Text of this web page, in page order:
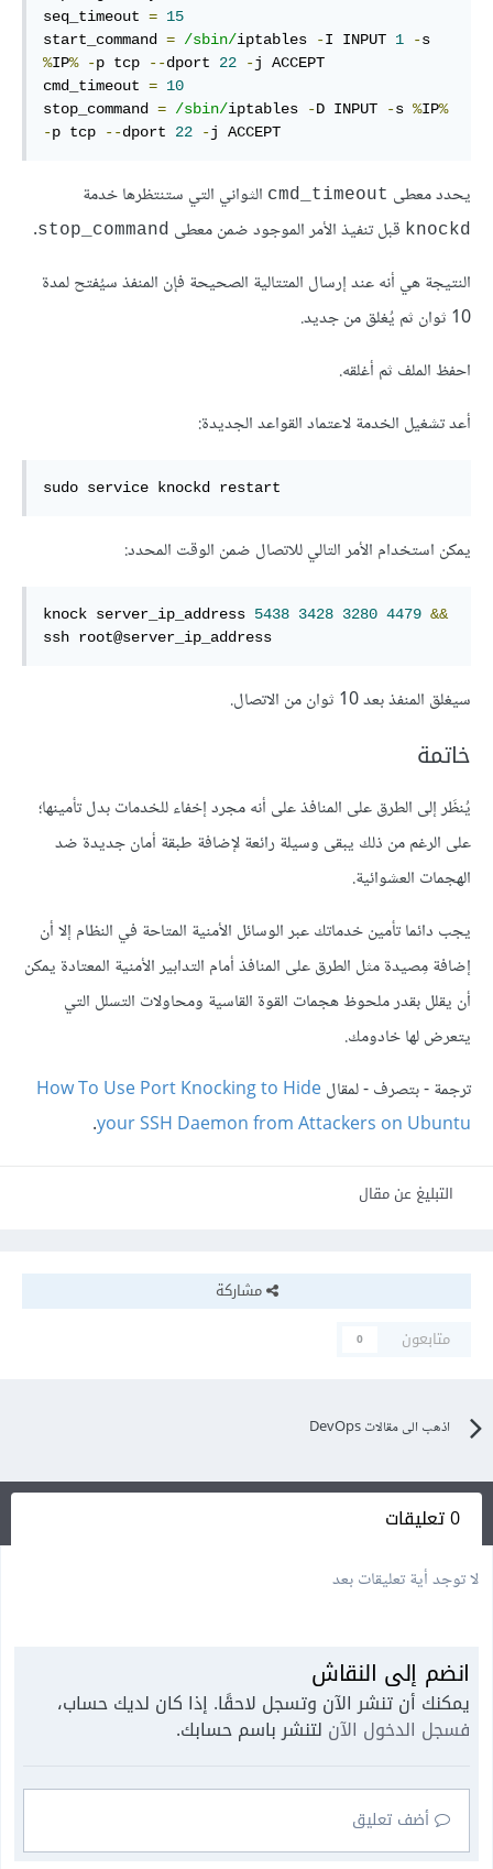
seq_timeout = 15
start_command = /sbin/iptables -I INPUT 1 -
%IP% -p tcp --dport 22 -j ACCEPT
cmd_timeout = 10
stop_command = /sbin/iptables -D INPUT -s %IP%
-p tcp --dport 22 -j ACCEPT
يحدد معطى cmd_timeout الثواني التي ستنتظرها خدمة
knockd قبل تنفيذ الأمر الموجود ضمن معطى stop_command
.
النتيجة هي أنه عند إرسال المتتالية الصحيحة فإن المنفذ سيُفتح لمدة
10 ثوان ثم يُغلق من جديد.
احفظ الملف ثم أغلقه.
أعد تشغيل الخدمة لاعتماد القواعد الجديدة:
sudo service knockd restart
يمكن استخدام الأمر التالي للاتصال ضمن الوقت المحدد:
knock server_ip_address 5438 3428 3280 4479 &&
ssh root@server_ip_address
سيغلق المنفذ بعد 10 ثوان من الاتصال.
خاتمة
يُنظَر إلى الطرق على المنافذ على أنه مجرد إخفاء للخدمات بدل تأمينها؛
على الرغم من ذلك يبقى وسيلة رائعة لإضافة طبقة أمان جديدة ضد
الهجمات العشوائية.
يجب دائما تأمين خدماتك عبر الوسائل الأمنية المتاحة في النظام إلا أن
إضافة مِصيدة مثل الطرق على المنافذ أمام التدابير الأمنية المعتادة يمكن
أن يقلل بقدر ملحوظ هجمات القوة القاسية ومحاولات التسلل التي
يتعرض لها خادومك.
ترجمة - بتصرف - لمقالHow To Use Port Knocking to Hide
your SSH Daemon from Attackers on Ubuntu
.
التبليغ عن مقال
مشاركة
متابعون
0
اذهب الى مقالات DevOps
0 تعليقات
لا توجد أية تعليقات بعد
انضم إلى النقاش
يمكنك أن تنشر الآن وتسجل لاحقًا. إذا كان لديك حساب،
فسجل الدخول الآن لتنشر باسم حسابك.
أضف تعليق